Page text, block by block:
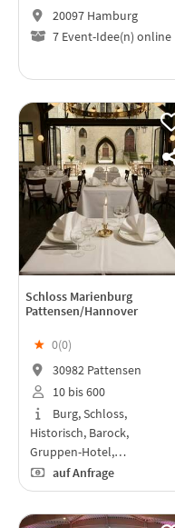
20097 Hamburg
7 Event-Idee(n) online
Schloss Marienburg
Pattensen/Hannover
★ 0(0)
30982 Pattensen
10 bis 600
Burg, Schloss,
Historisch, Barock,
Gruppen-Hotel,…
auf Anfrage